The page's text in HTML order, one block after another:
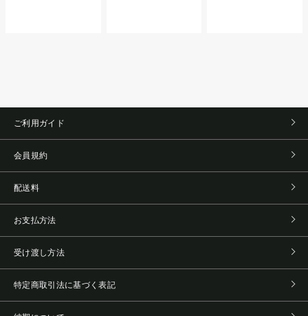
ご利用ガイド
会員規約
配送料
お支払方法
受け渡し方法
特定商取引法に基づく表記